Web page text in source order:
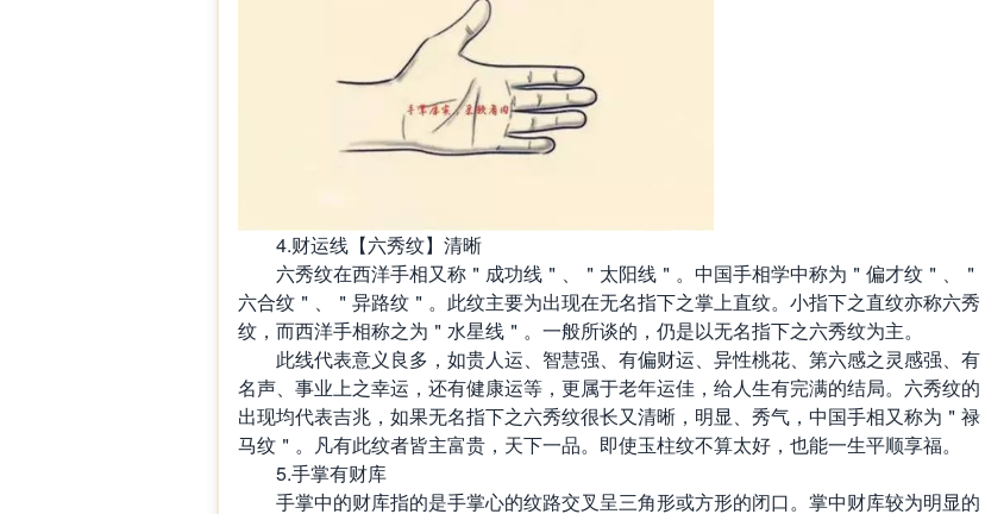
4.财运线【六秀纹】清晰
六秀纹在西洋手相又称＂成功线＂、＂太阳线＂。中国手相学中称为＂偏才纹＂、＂
六合纹＂、＂异路纹＂。此纹主要为出现在无名指下之掌上直纹。小指下之直纹亦称六秀
纹，而西洋手相称之为＂水星线＂。一般所谈的，仍是以无名指下之六秀纹为主。
此线代表意义良多，如贵人运、智慧强、有偏财运、异性桃花、第六感之灵感强、有
名声、事业上之幸运，还有健康运等，更属于老年运佳，给人生有完满的结局。六秀纹的
出现均代表吉兆，如果无名指下之六秀纹很长又清晰，明显、秀气，中国手相又称为＂禄
马纹＂。凡有此纹者皆主富贵，天下一品。即使玉柱纹不算太好，也能一生平顺享福。
5.手掌有财库
手掌中的财库指的是手掌心的纹路交叉呈三角形或方形的闭口。掌中财库较为明显的